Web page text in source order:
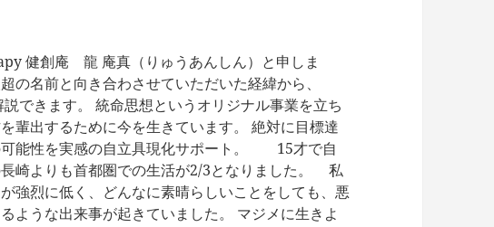
健創庵 龍 庵真（りゅうあんしん）と申しま
名前と向き合わさせていただいた経緯から、
できます。 統命思想というオリジナル事業を立ち
輩出するために今を生きています。 絶対に目標達
可能性を実感の自立具現化サポート。 15才で自
崎よりも首都圏での生活が2/3となりました。 私
強烈に低く、どんなに素晴らしいことをしても、悪
ような出来事が起きていました。 マジメに生きよ